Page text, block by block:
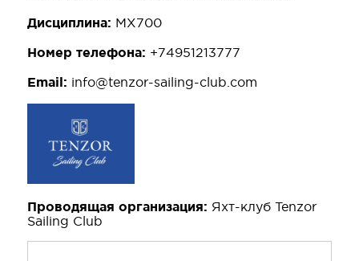
Дисциплина: MX700
Номер телефона: +74951213777
Email: info@tenzor-sailing-club.com
Проводящая организация: Яхт-клуб Tenzor
Sailing Club